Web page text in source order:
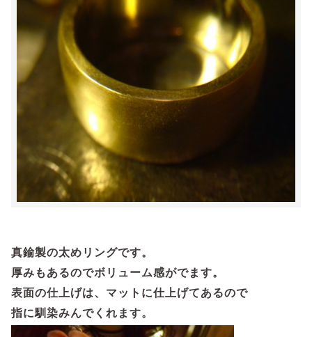
真鍮製の太めリングです。
厚みもあるのでボリューム感がでます。
表面の仕上げは、マットに仕上げてあるので
指に馴染みんでくれます。